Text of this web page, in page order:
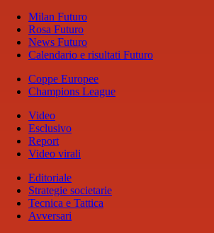
Milan Futuro
Rosa Futuro
News Futuro
Calendario e risultati Futuro
Coppe Europee
Champions League
Video
Esclusivo
Report
Video virali
Editoriale
Strategie societarie
Tecnica e Tattica
Avversari